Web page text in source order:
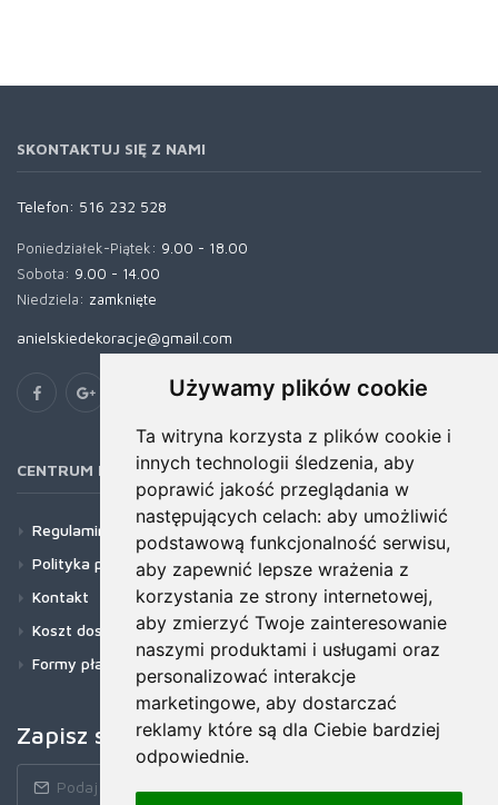
Używamy plików cookie
Ta witryna korzysta z plików cookie i
innych technologii śledzenia, aby
poprawić jakość przeglądania w
następujących celach: aby umożliwić
podstawową funkcjonalność serwisu,
aby zapewnić lepsze wrażenia z
korzystania ze strony internetowej,
aby zmierzyć Twoje zainteresowanie
naszymi produktami i usługami oraz
personalizować interakcje
marketingowe, aby dostarczać
reklamy które są dla Ciebie bardziej
odpowiednie.
SKONTAKTUJ SIĘ Z NAMI
Telefon: 516 232 528
Poniedziałek-Piątek: 9.00 - 18.00
Sobota: 9.00 - 14.00
Niedziela: zamknięte
anielskiedekoracje@gmail.com
CENTRUM POMOCY
Regulamin
Polityka prywatności
Kontakt
Koszt dostawy
Formy płatności
Zapisz się do newslettera!